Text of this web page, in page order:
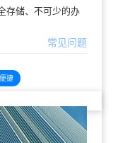
存储、不可少的办
常见问题
捷